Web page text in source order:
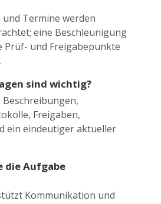
Termine werden
eine Beschleunigung
Prüf- und Freigabepunkte
sind wichtig?
Freigaben,
ein eindeutiger aktueller
die Aufgabe
Kommunikation und